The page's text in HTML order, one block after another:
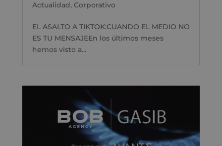
Actualidad, Corporativo
EL ASALTO A TIKTOK:CUANDO EL MEDIO NO
ES TU MENSAJEEn los últimos meses
hemos visto a...